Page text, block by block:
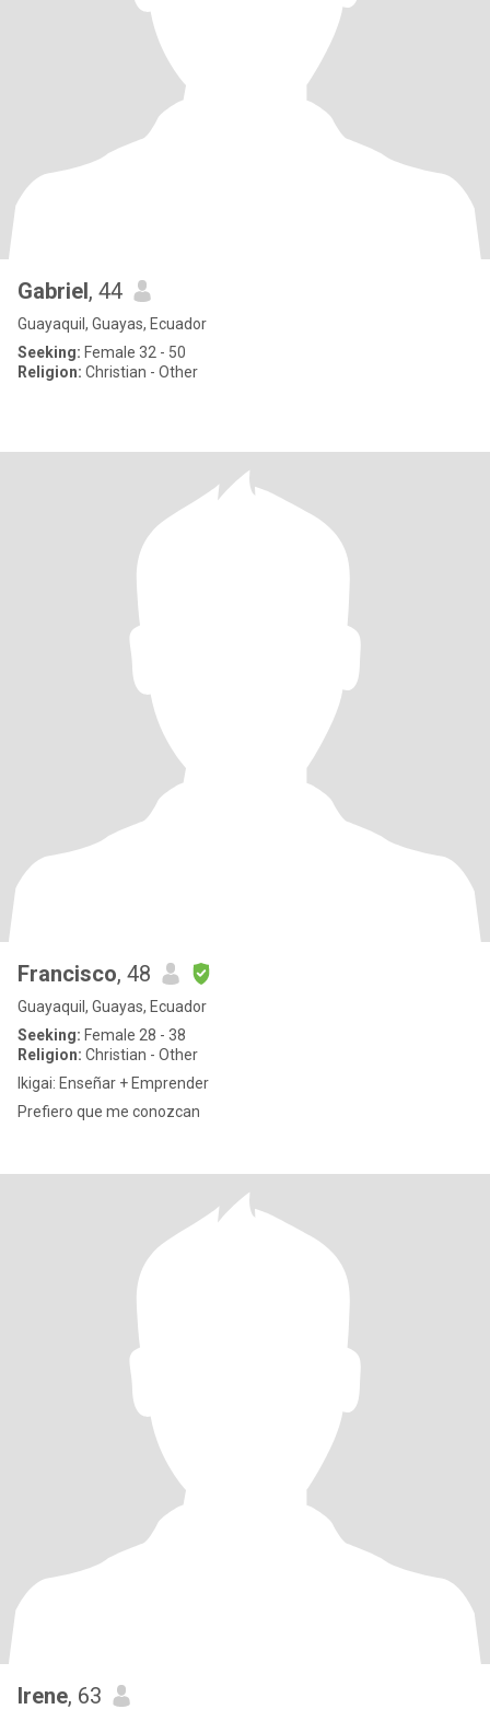
Gabriel, 44
Guayaquil, Guayas, Ecuador
Seeking: Female 32 - 50
Religion: Christian - Other
Francisco, 48
Guayaquil, Guayas, Ecuador
Seeking: Female 28 - 38
Religion: Christian - Other
Ikigai: Enseñar + Emprender
Prefiero que me conozcan
Irene, 63